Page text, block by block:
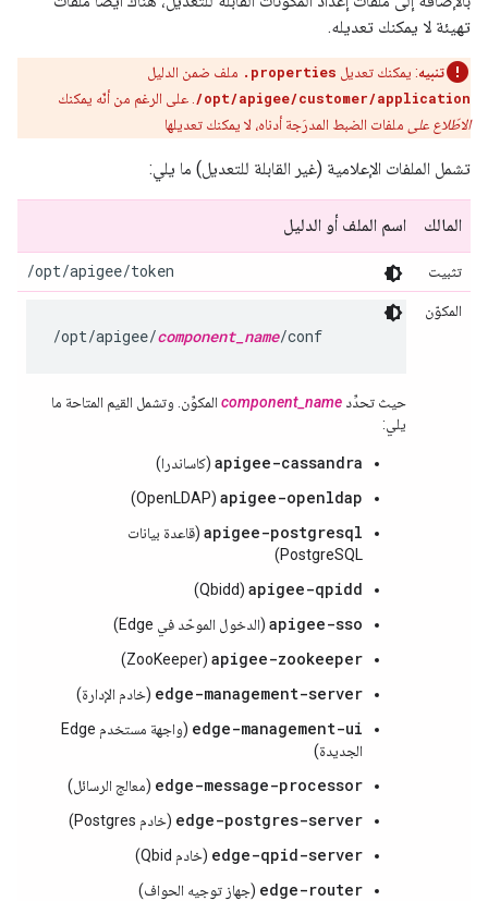
تهيئة لا يمكنك تعديله.
تنبيه: يمكنك تعديل .properties ملف ضمن الدليل
/opt/apigee/customer/application . على الرغم من أنّه يمكنك
الاطّلاع على
ملفات الضبط المدرَجة أدناه، لا يمكنك تعديلها
تشمل الملفات الإعلامية (غير القابلة للتعديل) ما يلي:
المالك اسم الملف أو الدليل
تثبيت /opt/apigee/token
المكوّن
/opt/apigee/component_name/conf
حيث تحدِّد component_name المكوِّن. وتشمل القيم المتاحة ما
يلي:
apigee-cassandra (كاساندرا)
apigee-openldap
(OpenLDAP)
apigee-postgresql (قاعدة بيانات
PostgreSQL)
apigee-qpidd
(Qbidd)
apigee-sso (الدخول الموحّد في Edge)
apigee-zookeeper
(ZooKeeper)
edge-management-server (خادم الإدارة)
edge-management-ui
(واجهة مستخدم Edge
الجديدة)
edge-message-processor (معالج الرسائل)
edge-postgres-server (خادم Postgres)
edge-qpid-server (خادم Qbid)
edge-router (جهاز توجيه الحواف)